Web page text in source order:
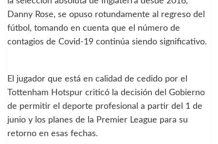
Danny Rose, se opuso rotundamente al regreso del
fútbol, tomando en cuenta que el número de
contagios de Covid-19 continúa siendo significativo.
El jugador que está en calidad de cedido por el
Tottenham Hotspur criticó la decisión del Gobierno
de permitir el deporte profesional a partir del 1 de
junio y los planes de la Premier League para su
retorno en esas fechas.